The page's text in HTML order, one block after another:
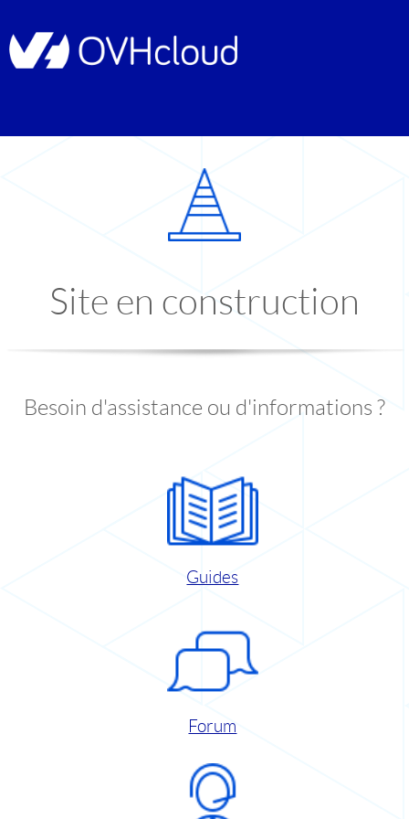
Site en construction
Besoin d'assistance ou d'informations ?
Guides
Forum